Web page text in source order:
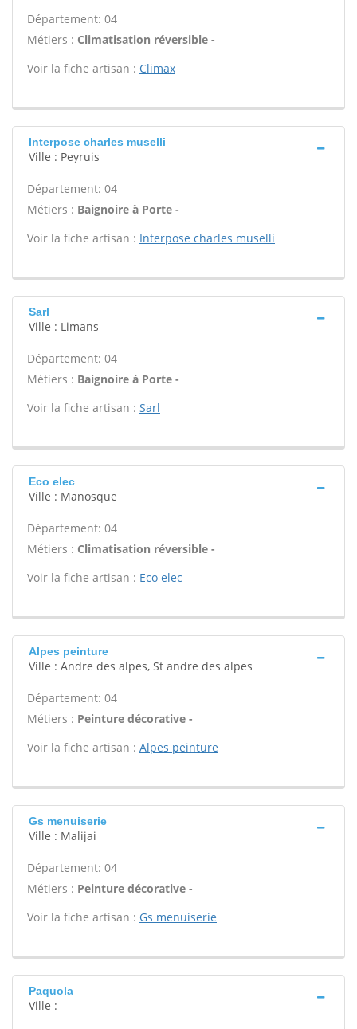
Département: 04
Métiers : Climatisation réversible -
Voir la fiche artisan : Climax
Interpose charles muselli
Ville : Peyruis
Département: 04
Métiers : Baignoire à Porte -
Voir la fiche artisan : Interpose charles muselli
Sarl
Ville : Limans
Département: 04
Métiers : Baignoire à Porte -
Voir la fiche artisan : Sarl
Eco elec
Ville : Manosque
Département: 04
Métiers : Climatisation réversible -
Voir la fiche artisan : Eco elec
Alpes peinture
Ville : Andre des alpes, St andre des alpes
Département: 04
Métiers : Peinture décorative -
Voir la fiche artisan : Alpes peinture
Gs menuiserie
Ville : Malijai
Département: 04
Métiers : Peinture décorative -
Voir la fiche artisan : Gs menuiserie
Paquola
Ville :